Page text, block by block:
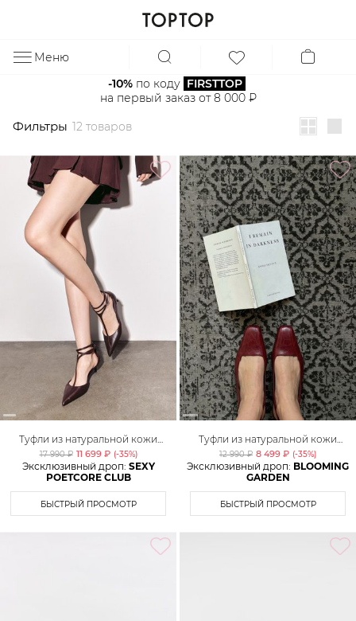
Меню
-10% по коду FIRSTTOP
на первый заказ от 8 000 ₽
Фильтры 12 товаров
Фильтры
Туфли из натуральной кожи
Lera Nena
17 990 ₽ 11 699 ₽ (-35%)
Эксклюзивный дроп: SEXY
POETCORE CLUB
БЫСТРЫЙ ПРОСМОТР
Туфли из натуральной кожи
Lera Nena
12 990 ₽ 8 499 ₽ (-35%)
Эксклюзивный дроп: BLOOMING
GARDEN
БЫСТРЫЙ ПРОСМОТР